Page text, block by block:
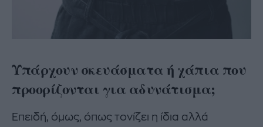
Υπάρχουν σκευάσματα ή χάπια που
προορίζονται για αδυνάτισμα;
Επειδή, όμως, όπως τονίζει η ίδια αλλά